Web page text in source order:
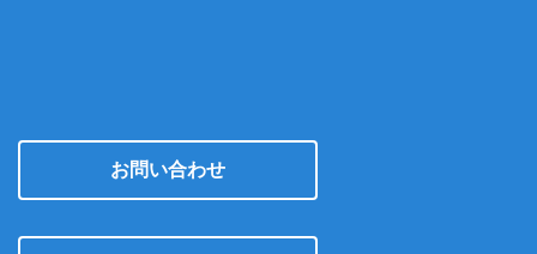
お問い合わせ